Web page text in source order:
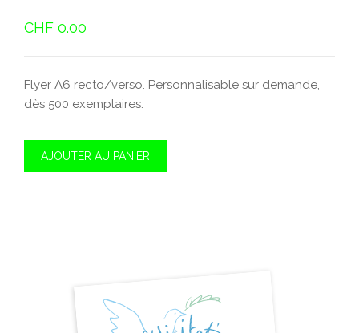
CHF 0.00
Flyer A6 recto/verso. Personnalisable sur demande,
dès 500 exemplaires.
AJOUTER AU PANIER